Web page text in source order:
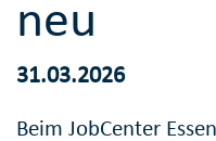
neu
31.03.2026
Beim JobCenter